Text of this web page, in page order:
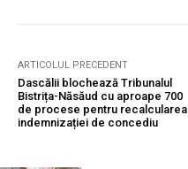
ARTICOLUL PRECEDENT
Dascălii blochează Tribunalul
Bistrița-Năsăud cu aproape 700
de procese pentru recalcularea
indemnizației de concediu